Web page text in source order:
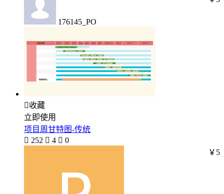
176145_PO
收藏
立即使用
项目周甘特图-传统
 252  4  0
￥5